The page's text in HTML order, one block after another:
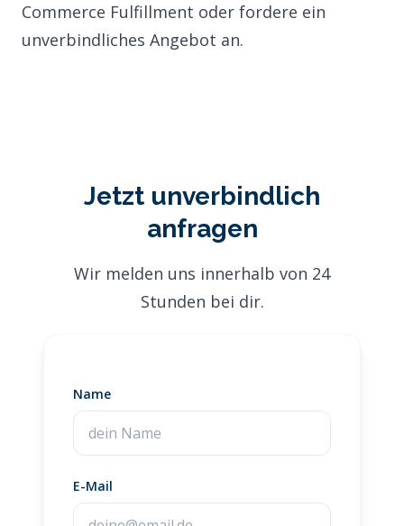
Commerce Fulfillment oder fordere ein
unverbindliches Angebot an.
Jetzt unverbindlich
anfragen
Wir melden uns innerhalb von 24
Stunden bei dir.
Name
E-Mail